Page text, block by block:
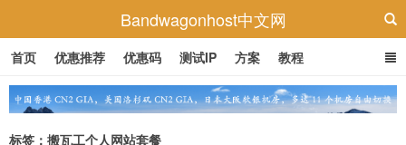
Bandwagonhost中文网
首页 优惠推荐 优惠码 测试IP 方案 教程
标签：搬瓦工个人网站套餐